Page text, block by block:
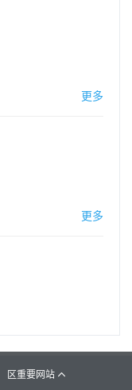
更多
更多
区重要网站 